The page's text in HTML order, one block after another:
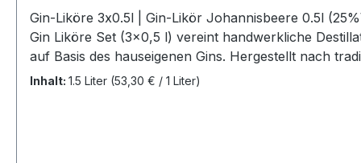
Gin-Liköre 3x0.5l | Gin-Likör Johannisbeere 0.5l
Gin Liköre Set (3×0,5 l) vereint handwerkliche
auf Basis des hauseigenen Gins. Hergestellt nach
für ein harmonisches Geschmackserlebnis, das
Inhalt: 1.5 Liter (53,30 € / 1 Liter)